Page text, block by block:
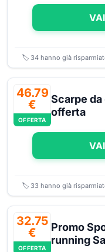
🏷️ 34 hanno già
46.79
€
OFFERTA
Scarpe da
offerta
🏷️ 33 hanno già
32.75
€
OFFERTA
Promo
running